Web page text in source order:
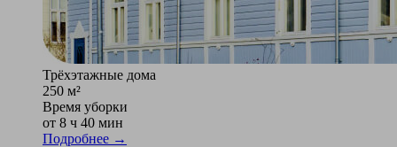
Трёхэтажные дома
250 м²
Время уборки
от 8 ч 40 мин
Подробнее →